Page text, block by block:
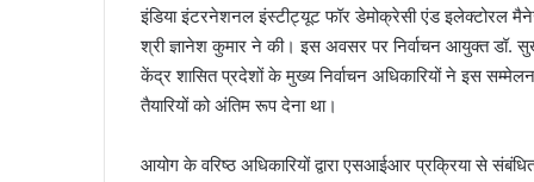
इंडिया इंटरनेशनल इंस्टीट्यूट फॉर डेमोक्रेसी एंड इलेक्टोरल
श्री ज्ञानेश कुमार ने की। इस अवसर पर निर्वाचन आयुक्त डॉ.
केंद्र शासित प्रदेशों के मुख्य निर्वाचन अधिकारियों ने इस
तैयारियों को अंतिम रूप देना था।
आयोग के वरिष्ठ अधिकारियों द्वारा एसआईआर प्रक्रिया से